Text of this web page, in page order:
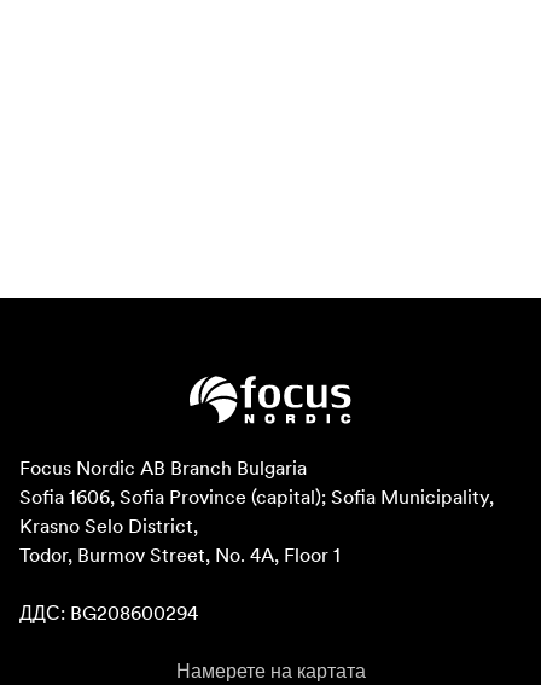
Focus Nordic AB Branch Bulgaria
Sofia 1606, Sofia Province (capital); Sofia Municipality,
Krasno Selo District,
Todor, Burmov Street, No. 4A, Floor 1
ДДС: BG208600294
Намерете на картата